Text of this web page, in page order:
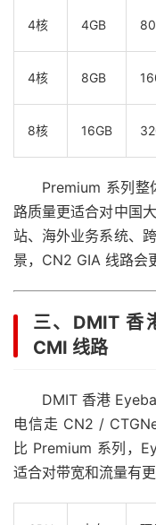
4核 4GB
4核 8GB
8核 16GB
Premium 系列整
路质量更适合对中国
站、海外业务系统、
景，CN2 GIA 线路会
三、DMIT 香
CMI 线路
DMIT 香港
电信走 CN2 /
比 Premium 系列，
适合对带宽和流量有更